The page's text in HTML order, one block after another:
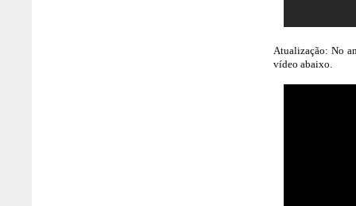
Atualização: No
vídeo abaixo.